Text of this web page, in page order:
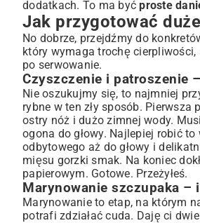
Podsumowanie – królewskie
dodatkach. To ma byćproste
Jak przygotować
No dobrze, przejdźmy do
który wymaga trochę cierpliwości,
po serwowanie.
Czyszczenie i patroszenie
Nie oszukujmy się, to najmniej
rybne w ten zły sposób.
ostry nóż i dużo zimnej wody.
ogona do głowy. Najlepiej robić
odbytowego aż do głowy i
mięsu gorzki smak. Na koniec
papierowym. Gotowe. Przeżyłeś.
Marynowanie szczupaka –
Marynowanie to etap, na którym
potrafi zdziałać cuda. Daję ci